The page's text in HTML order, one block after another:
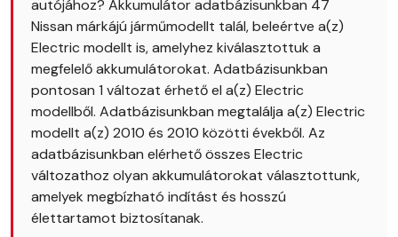
autójához? Akkumulátor adatbázisunkban 47
Nissan márkájú járműmodellt talál, beleértve a(z)
Electric modellt is, amelyhez kiválasztottuk a
megfelelő akkumulátorokat. Adatbázisunkban
pontosan 1 változat érhető el a(z) Electric
modellből. Adatbázisunkban megtalálja a(z) Electric
modellt a(z) 2010 és 2010 közötti évekből. Az
adatbázisunkban elérhető összes Electric
változathoz olyan akkumulátorokat választottunk,
amelyek megbízható indítást és hosszú
élettartamot biztosítanak.